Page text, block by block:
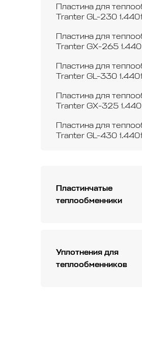
Пластина для
Tranter GL-230
Пластина для
Tranter GX-265
Пластина для
Tranter GL-330
Пластина для
Tranter GX-325
Пластина для
Tranter GL-430
Пластинчатые
теплообменники
Уплотнения для
теплообменников